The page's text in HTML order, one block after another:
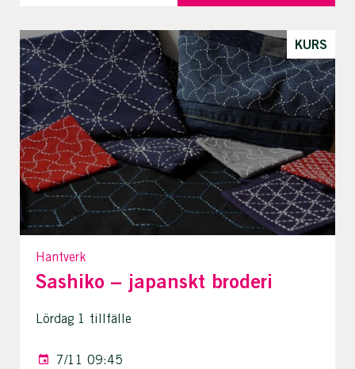
KURS
Hantverk
Sashiko – japanskt broderi
Lördag 1 tillfälle
7/11 09:45